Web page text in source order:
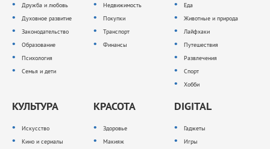
Дружба и любовь
Духовное развитие
Законодательство
Образование
Психология
Семья и дети
Недвижимость
Покупки
Транспорт
Финансы
Еда
Животные и природа
Лайфхаки
Путешествия
Развлечения
Спорт
Хобби
КУЛЬТУРА
Искусство
Кино и сериалы
КРАСОТА
Здоровье
Макияж
DIGITAL
Гаджеты
Игры